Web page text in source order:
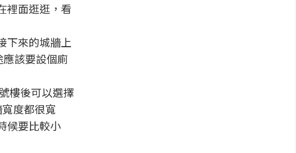
裡面逛逛，看
下來的城牆上
該要設個廁
樓後可以選擇
度都很寬
候要比較小